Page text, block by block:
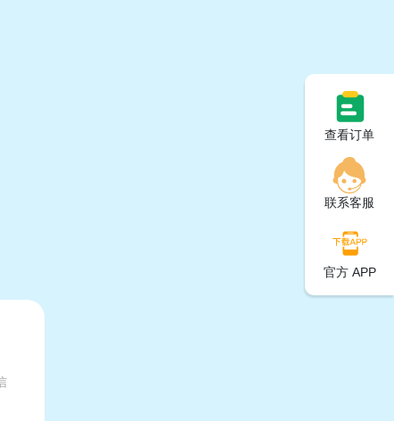
查看订单
联系客服
官方 APP